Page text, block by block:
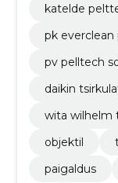
katelde
pk
pv pelltech
daikin
wita wilhelm
objektil
paigaldus